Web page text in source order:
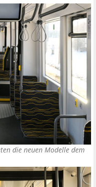
die neuen Modelle dem